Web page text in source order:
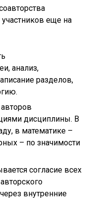
участников еще на
анализ,
разделов,
дисциплины. В
в математике –
– по значимости
согласие всех
внутренние